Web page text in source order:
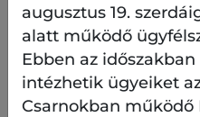
augusztus 19.
alatt működő
Ebben az
intézhetik ügyeiket
Csarnokban működő